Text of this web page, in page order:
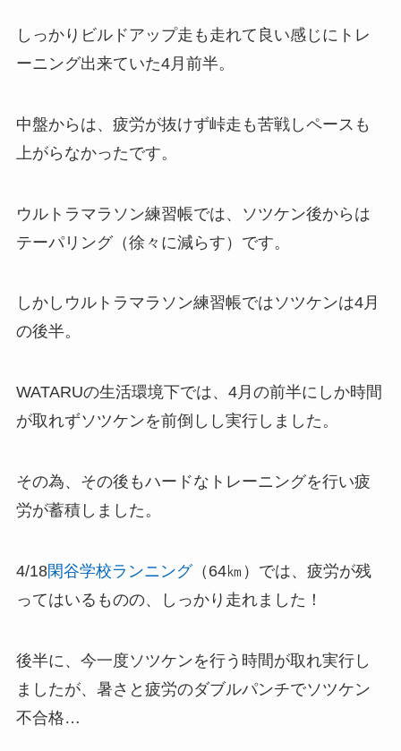
しっかりビルドアップ走も走れて良い感じにトレ
ーニング出来ていた4月前半。
中盤からは、疲労が抜けず峠走も苦戦しペースも
上がらなかったです。
ウルトラマラソン練習帳では、ソツケン後からは
テーパリング（徐々に減らす）です。
しかしウルトラマラソン練習帳ではソツケンは4月
の後半。
WATARUの生活環境下では、4月の前半にしか時間
が取れずソツケンを前倒しし実行しました。
その為、その後もハードなトレーニングを行い疲
労が蓄積しました。
4/18閑谷学校ランニング（64㎞）では、疲労が残
ってはいるものの、しっかり走れました！
後半に、今一度ソツケンを行う時間が取れ実行し
ましたが、暑さと疲労のダブルパンチでソツケン
不合格…